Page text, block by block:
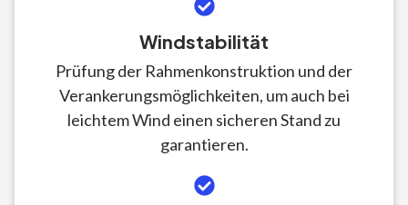
Windstabilität
Prüfung der Rahmenkonstruktion und der
Verankerungsmöglichkeiten, um auch bei
leichtem Wind einen sicheren Stand zu
garantieren.